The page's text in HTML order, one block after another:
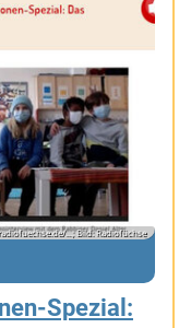
...; Bild: Radiofüchse
Spezial: